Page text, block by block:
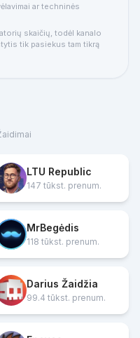
ar techninės
skaičių, todėl kanalo
tik pasiekus tam tikrą
LTU Republic
147 tūkst. prenum.
MrBegėdis
118 tūkst. prenum.
Darius Žaidžia
99.4 tūkst. prenum.